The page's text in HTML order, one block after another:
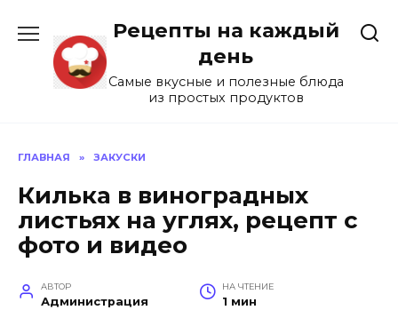
содержанию
Рецепты на каждый
день
Самые вкусные и полезные блюда
из простых продуктов
ГЛАВНАЯ » ЗАКУСКИ
Килька в виноградных
листьях на углях, рецепт с
фото и видео
АВТОР
Администрация
НА ЧТЕНИЕ
1 мин